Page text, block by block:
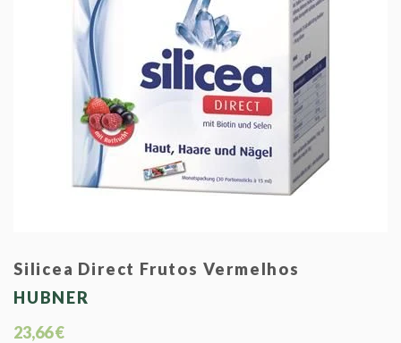
Silicea Direct Frutos Vermelhos
HUBNER
23,66 €